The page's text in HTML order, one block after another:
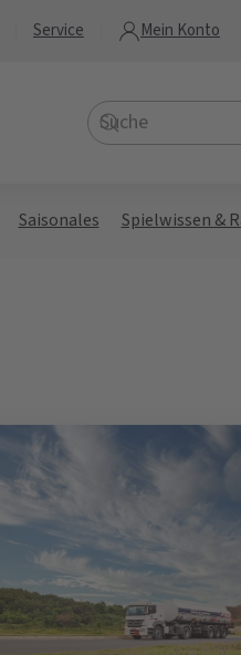
Service Mein Konto
Saisonales Spielwissen &